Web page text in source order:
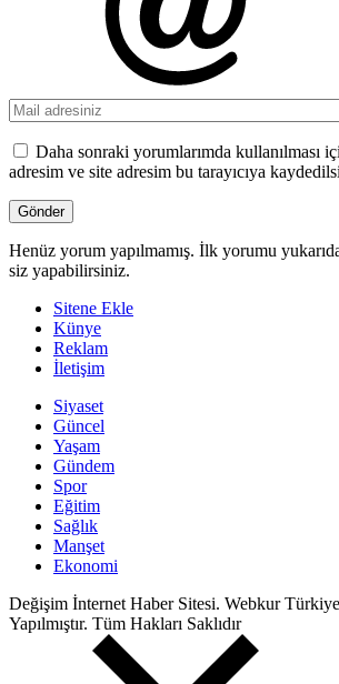
Daha sonraki yorumlarımda kullanılması
adresim ve site adresim bu tarayıcıya
Henüz yorum yapılmamış. İlk yorumu
siz yapabilirsiniz.
Sitene Ekle
Künye
Reklam
İletişim
Siyaset
Güncel
Yaşam
Gündem
Spor
Eğitim
Sağlık
Manşet
Ekonomi
Değişim İnternet Haber Sitesi. Webkur Türkiye
Yapılmıştır. Tüm Hakları Saklıdır